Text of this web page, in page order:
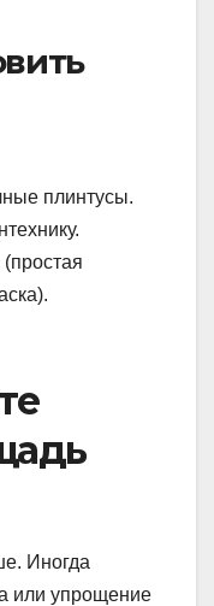
плинтусы.
Иногда
или упрощение